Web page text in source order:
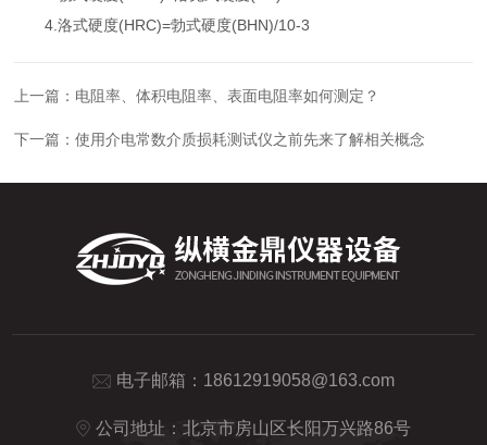
4.洛式硬度(HRC)=勃式硬度(BHN)/10-3
上一篇： 电阻率、体积电阻率、表面电阻率如何测定？
下一篇：使用介电常数介质损耗测试仪之前先来了解相关概念
电子邮箱： 18612919058@163.com
公司地址：北京市房山区长阳万兴路86号